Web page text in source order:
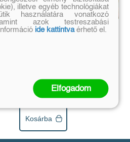
Határtalan gondolatok
Eredeti ár:
6 690 Ft
Kötött ár:
6 021 Ft
Kosárba
illetve egyéb technológiákat
használatára vonatkozó
azok testreszabási
ide kattintvaérhető el.
Elfogadom